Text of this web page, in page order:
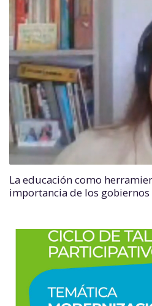
La educación como
importancia de los gobiernos